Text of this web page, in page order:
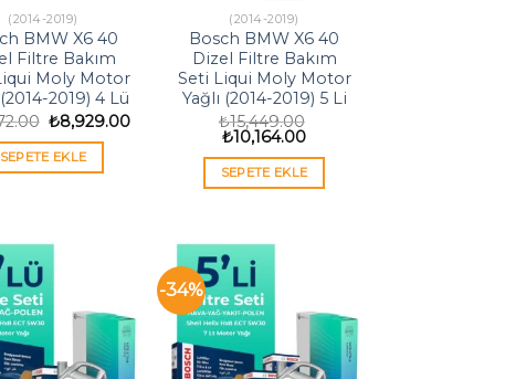
(2014-2019)
BMW X6 40
Filtre Bakım
Moly Motor
2019) 4 Lü
Orijinal
fiyat:
₺13,572.00.
₺8,929.00Şu
SEPETE EKLE
(2014-2019)
Bosch BMW X6 40
Dizel Filtre Bakım
Seti Liqui Moly Motor
Yağlı (2014-2019) 5 Li
₺15,449.00
Orijinal
fiyat:
₺15,449.00.
₺10,164.00Şu
fiyat:
₺10,164.00.
SEPETE EKLE
-34%